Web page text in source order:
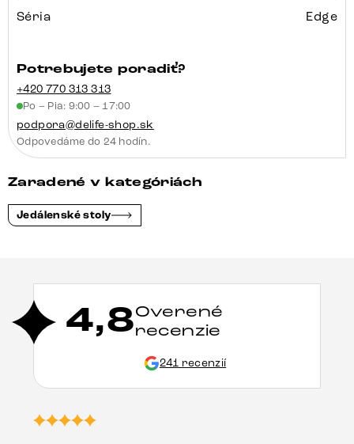
Séria Edge
Potrebujete poradiť?
+420 770 313 313
Po – Pia: 9:00 – 17:00
podpora@delife-shop.sk
Odpovedáme do 24 hodín.
Zaradené v kategóriách
Jedálenské stoly
4,8Overené
recenzie
241 recenzií